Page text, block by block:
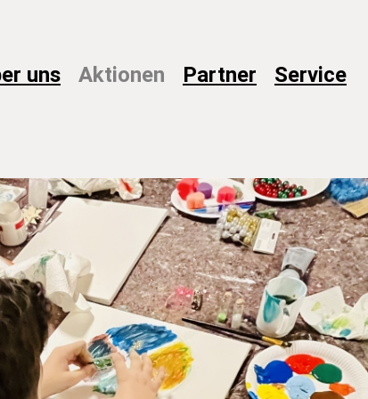
uns Aktionen Partner Service